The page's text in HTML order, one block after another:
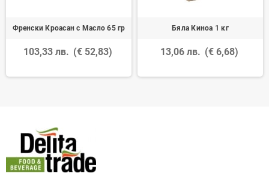
Френски Кроасан с Масло 65 гр
103,33 лв. (€ 52,83)
Бяла Киноа 1 кг
13,06 лв. (€ 6,68)